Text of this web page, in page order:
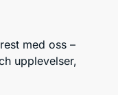
med oss –
upplevelser,